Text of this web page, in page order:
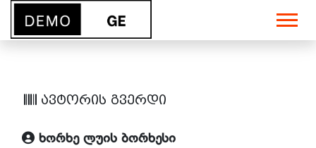
ავტორის გვერდი
ხორხე ლუის ბორხესი